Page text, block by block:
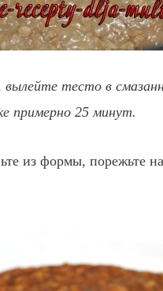
вылейте тесто в
примерно 25 минут.
из формы, порежьте